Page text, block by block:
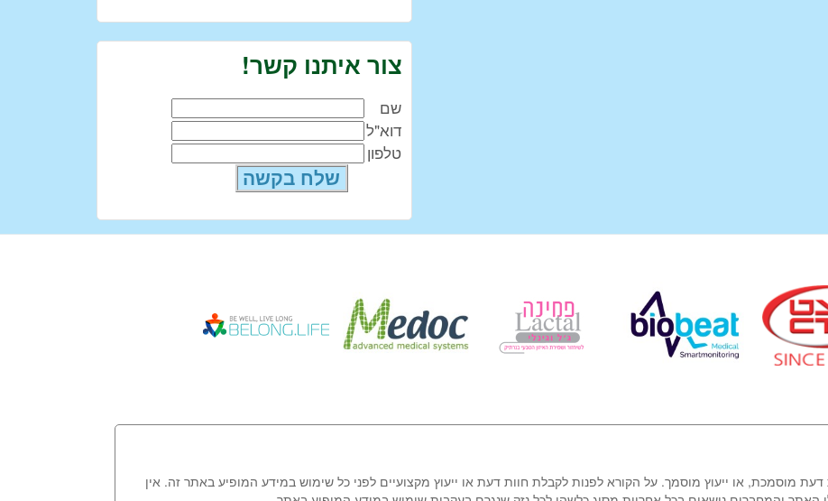
צור איתנו קשר!
שם
דוא"ל
טלפון
מוסמכת, או ייעוץ מוסמך. על הקורא לפנות לקבלת חוות דעת או ייעוץ מקצועיים לפני כל שימוש במידע המופיע באתר זה. אין